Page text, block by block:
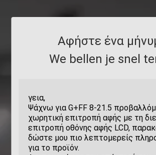
Αφήστε ένα
We bellen je snel